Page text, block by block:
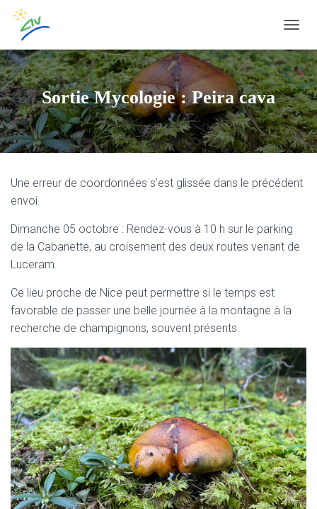
Sortie Mycologie : Peira cava
Une erreur de coordonnées s’est glissée dans le précédent
envoi.
Dimanche 05 octobre : Rendez-vous à 10 h sur le parking
de la Cabanette, au croisement des deux routes venant de
Luceram.
Ce lieu proche de Nice peut permettre si le temps est
favorable de passer une belle journée à la montagne à la
recherche de champignons, souvent présents.